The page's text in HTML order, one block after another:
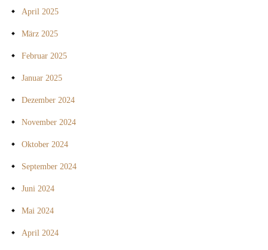
April 2025
März 2025
Februar 2025
Januar 2025
Dezember 2024
November 2024
Oktober 2024
September 2024
Juni 2024
Mai 2024
April 2024